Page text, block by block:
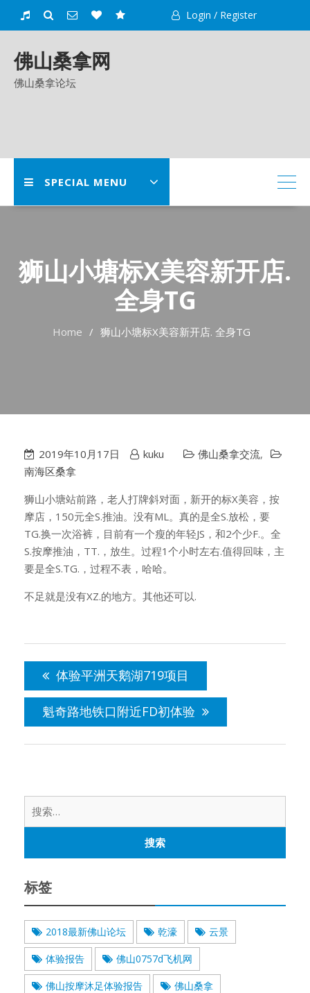
Login / Register
佛山桑拿网
佛山桑拿论坛
SPECIAL MENU
狮山小塘标X美容新开店.
全身TG
Home 狮山小塘标X美容新开店. 全身TG
2019年10月17日 kuku 佛山桑拿交流,
南海区桑拿
狮山小塘站前路，老人打牌斜对面，新开的标X美容，按
摩店，150元全S.推油。没有ML。真的是全S.放松，要
TG.换一次浴裤，目前有一个瘦的年轻JS，和2个少F.。全
S.按摩推油，TT.，放生。过程1个小时左右.值得回味，主
要是全S.TG.，过程不表，哈哈。
不足就是没有XZ.的地方。其他还可以.
导
航
体验平洲天鹅湖719项目
魁奇路地铁口附近FD初体验
标签
2018最新佛山论坛 乾濠 云景
体验报告 佛山0757d飞机网
佛山按摩沐足体验报告 佛山桑拿